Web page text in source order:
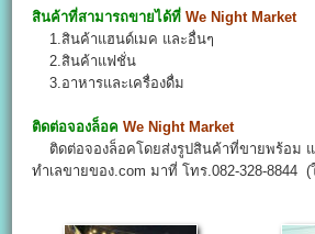
สินค้าที่สามารถขายได้ที่ We Night Market
1.สินค้าแฮนด์เมค และอื่นๆ
2.สินค้าแฟชั่น
3.อาหารและเครื่องดื่ม
ติดต่อจองล็อค We Night Market
ติดต่อจองล็อคโดยส่งรูปสินค้าที่ขายพร้อม แ
ทำเลขายของ.com มาที่ โทร.082-328-8844 (